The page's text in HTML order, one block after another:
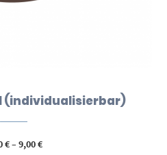
(individualisierbar)
€–9,00€Preisspanne: